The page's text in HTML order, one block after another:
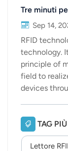
Tre minuti
Sep 14,
RFID
technology.
principle of
field to
devices
feature of
each other
ETC,
application
TAG
Lettore